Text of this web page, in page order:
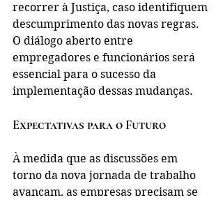
recorrer à Justiça, caso identifiquem
descumprimento das novas regras.
O diálogo aberto entre
empregadores e funcionários será
essencial para o sucesso da
implementação dessas mudanças.
Expectativas para o Futuro
À medida que as discussões em
torno da nova jornada de trabalho
avançam, as empresas precisam se